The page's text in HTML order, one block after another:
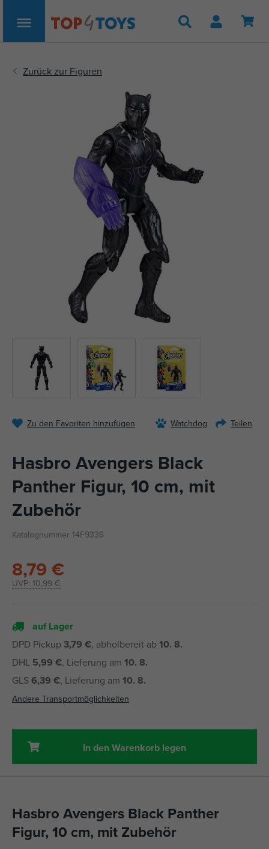
Suche
Zu den Favoriten hinzufügen Watchdog Teilen
Hasbro Avengers Black
Panther Figur, 10 cm, mit
Zubehör
Katalognummer 14F9336
UVP: 10,99 €
8,79 €
auf Lager
DPD Pickup 3,79 €, abholbereit ab 10. 8.
DHL 5,99 €, Lieferung am 10. 8.
GLS6,39 €, Lieferung am 10. 8.
Andere Transportmöglichkeiten
In den Warenkorb legen
Hasbro Avengers Black Panther
Figur, 10 cm, mit Zubehör